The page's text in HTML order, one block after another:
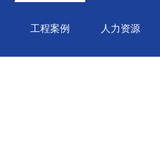
工程案例 人力资源